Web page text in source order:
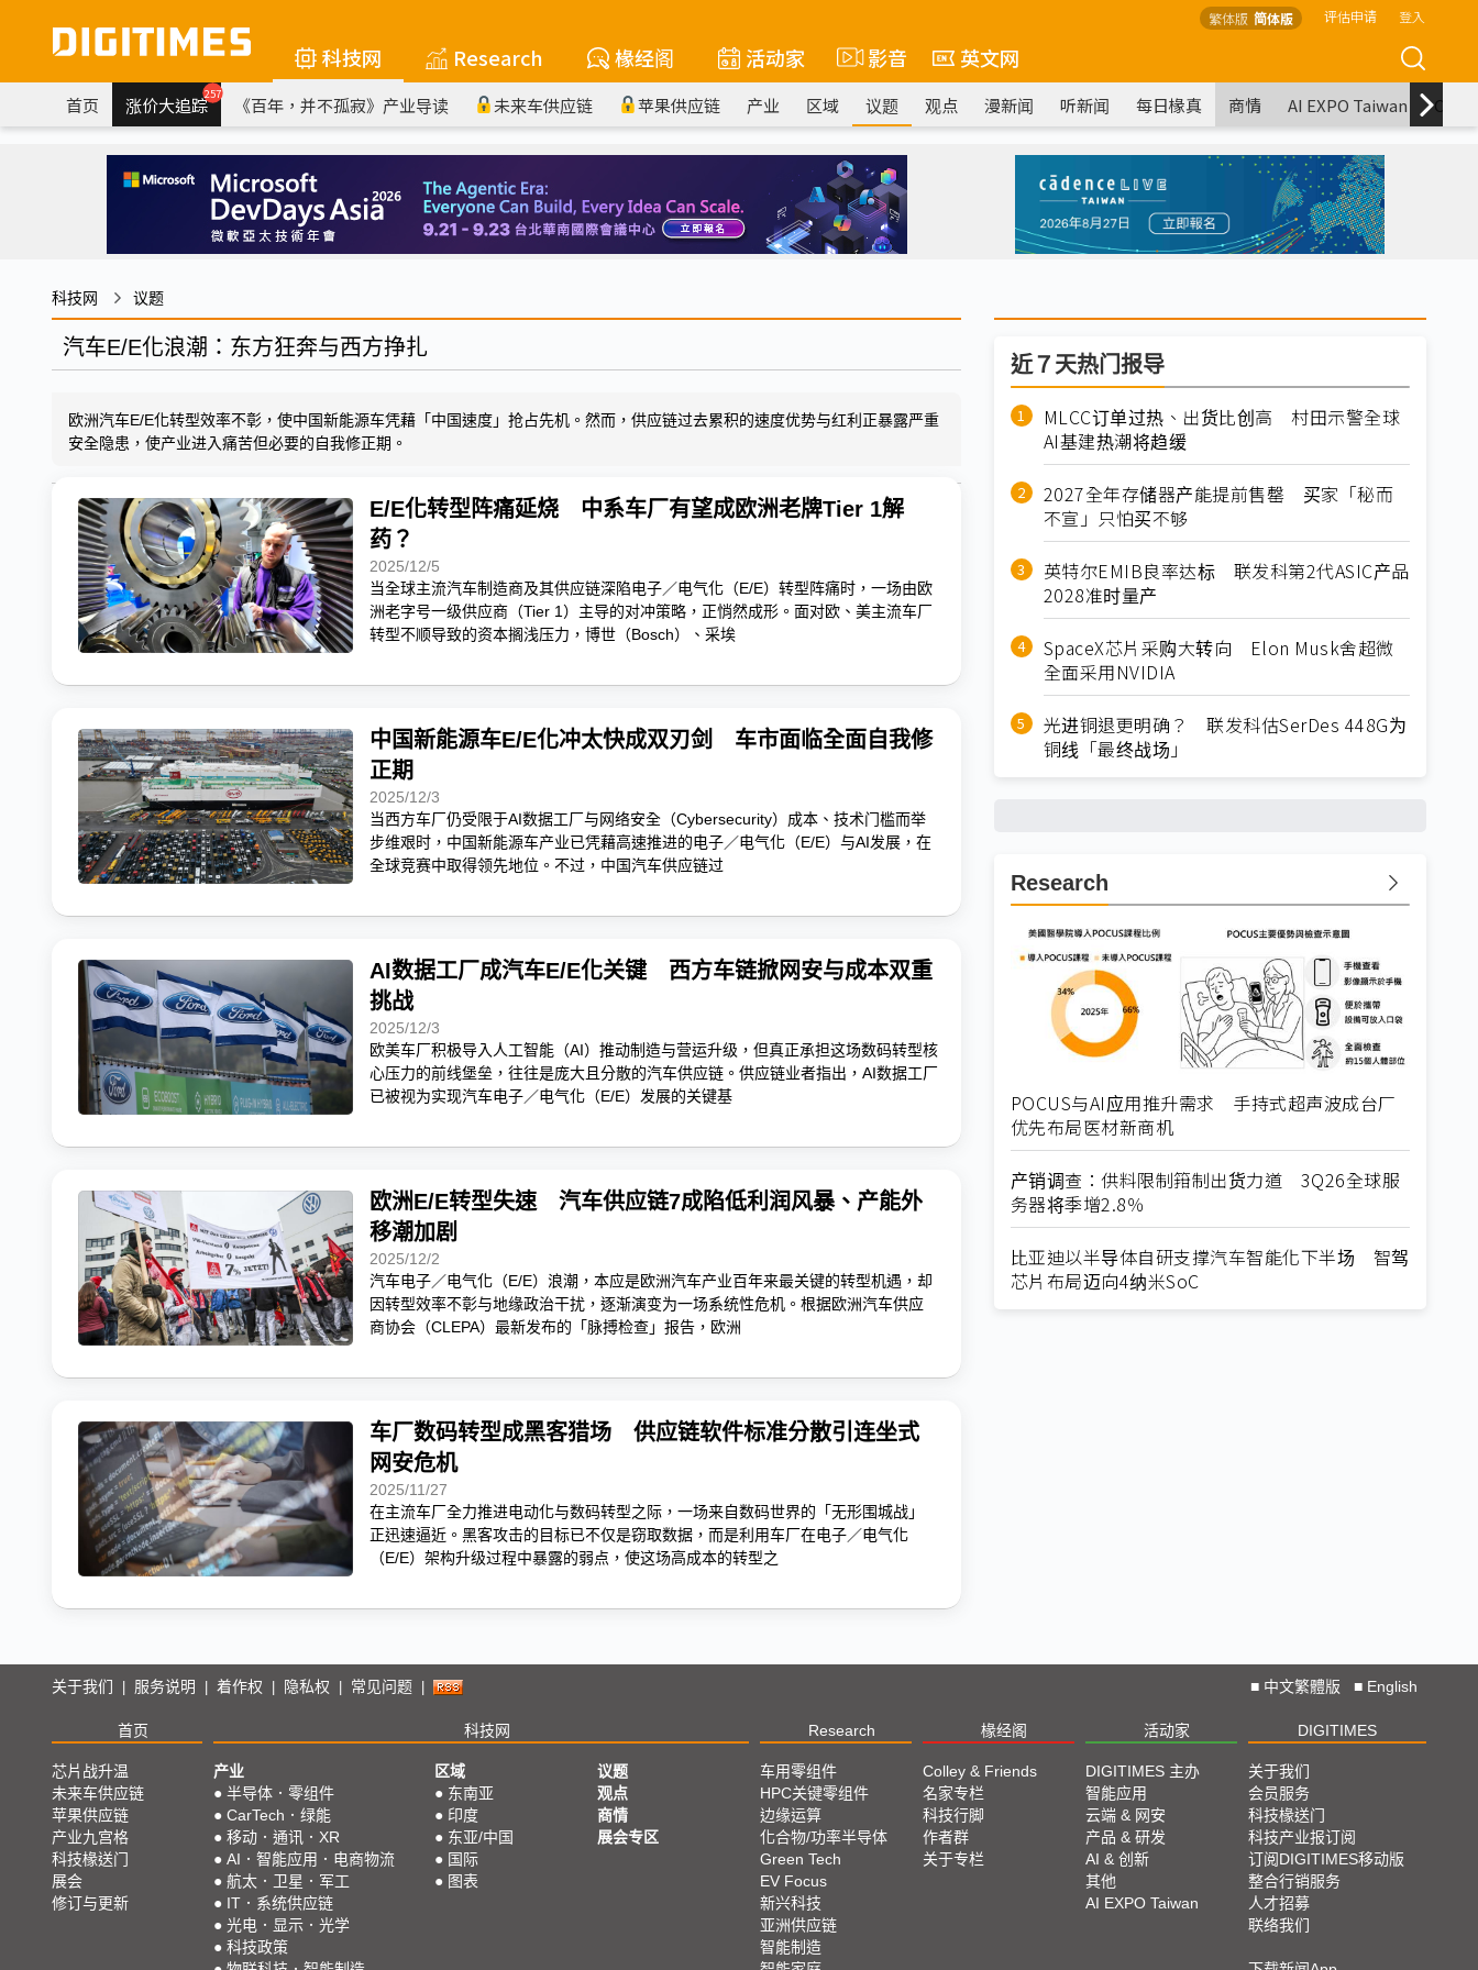
繁体版 简体版 评估申请 登入
科技网 Research 椽经阁 活动家 影音 英文网
首页 涨价大追踪257 《百年，并不孤寂》产业导读 未来车供应链 苹果供应链 产业 区域 议题 观点 漫新闻 听新闻 每日椽真 商情 AI EXPO Taiwan
科技网 议题
汽车E/E化浪潮：东方狂奔与西方挣扎
欧洲汽车E/E化转型效率不彰，使中国新能源车凭藉「中国速度」抢占先机。然而，供应链过去累积的速度优势与红利正暴露严重
安全隐患，使产业进入痛苦但必要的自我修正期。
E/E化转型阵痛延烧 中系车厂有望成欧洲老牌Tier 1解
药？
2025/12/5
当全球主流汽车制造商及其供应链深陷电子／电气化（E/E）转型阵痛时，一场由欧
洲老字号一级供应商（Tier 1）主导的对冲策略，正悄然成形。面对欧、美主流车厂
转型不顺导致的资本搁浅压力，博世（Bosch）、采埃
中国新能源车E/E化冲太快成双刃剑 车市面临全面自我修
正期
2025/12/3
当西方车厂仍受限于AI数据工厂与网络安全（Cybersecurity）成本、技术门槛而举
步维艰时，中国新能源车产业已凭藉高速推进的电子／电气化（E/E）与AI发展，在
全球竞赛中取得领先地位。不过，中国汽车供应链过
AI数据工厂成汽车E/E化关键 西方车链掀网安与成本双重
挑战
2025/12/3
欧美车厂积极导入人工智能（AI）推动制造与营运升级，但真正承担这场数码转型核
心压力的前线堡垒，往往是庞大且分散的汽车供应链。供应链业者指出，AI数据工厂
已被视为实现汽车电子／电气化（E/E）发展的关键基
欧洲E/E转型失速 汽车供应链7成陷低利润风暴、产能外
移潮加剧
2025/12/2
汽车电子／电气化（E/E）浪潮，本应是欧洲汽车产业百年来最关键的转型机遇，却
因转型效率不彰与地缘政治干扰，逐渐演变为一场系统性危机。根据欧洲汽车供应
商协会（CLEPA）最新发布的「脉搏检查」报告，欧洲
车厂数码转型成黑客猎场 供应链软件标准分散引连坐式
网安危机
2025/11/27
在主流车厂全力推进电动化与数码转型之际，一场来自数码世界的「无形围城战」
正迅速逼近。黑客攻击的目标已不仅是窃取数据，而是利用车厂在电子／电气化
（E/E）架构升级过程中暴露的弱点，使这场高成本的转型之
近７天热门报导
MLCC订单过热、出货比创高 村田示警全球
AI基建热潮将趋缓
2027全年存储器产能提前售罄 买家「秘而
不宣」只怕买不够
英特尔EMIB良率达标 联发科第2代ASIC产品
2028准时量产
SpaceX芯片采购大转向 Elon Musk舍超微
全面采用NVIDIA
光进铜退更明确？ 联发科估SerDes 448G为
铜线「最终战场」
Research
POCUS与AI应用推升需求 手持式超声波成台厂
优先布局医材新商机
产销调查：供料限制箝制出货力道 3Q26全球服
务器将季增2.8％
比亚迪以半导体自研支撑汽车智能化下半场 智驾
芯片布局迈向4纳米SoC
关于我们 服务说明 着作权 隐私权 常见问题 ■ 中文繁體版 ■ English
首页 科技网 Research 椽经阁 活动家 DIGITIMES
芯片战升温
未来车供应链
苹果供应链
产业九宫格
科技椽送门
展会
修订与更新
产业
● 半导体．零组件
● CarTech．绿能
● 移动．通讯．XR
● AI．智能应用．电商物流
● 航太．卫星．军工
● IT．系统供应链
● 光电．显示．光学
● 科技政策
区域
● 东南亚
● 印度
● 东亚/中国
● 国际
● 图表
议题
观点
商情
展会专区
车用零组件
HPC关键零组件
边缘运算
化合物/功率半导体
Green Tech
EV Focus
新兴科技
亚洲供应链
智能制造
Colley & Friends
名家专栏
科技行脚
作者群
关于专栏
DIGITIMES 主办
智能应用
云端 & 网安
产品 & 研发
AI & 创新
其他
AI EXPO Taiwan
关于我们
会员服务
科技椽送门
科技产业报订阅
订阅DIGITIMES移动版
整合行销服务
人才招募
联络我们